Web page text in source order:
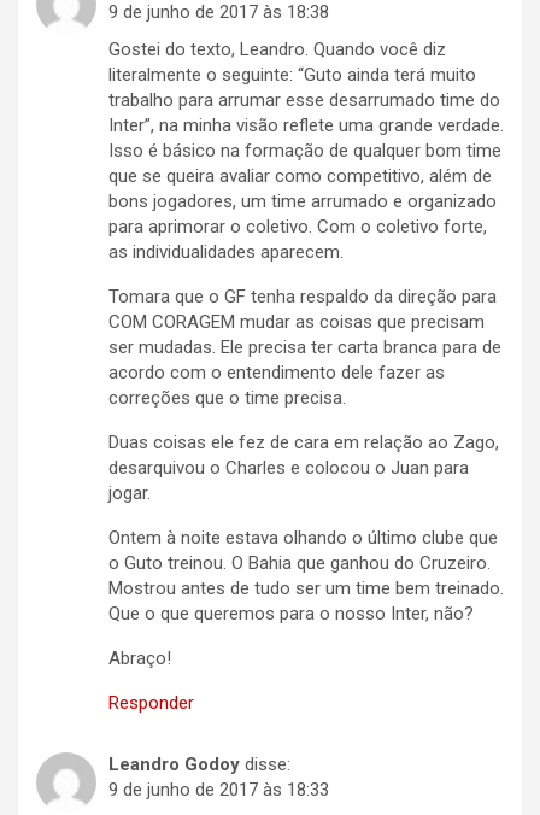
9 de junho de 2017 às 18:38
Gostei do texto, Leandro. Quando você diz
literalmente o seguinte: “Guto ainda terá muito
trabalho para arrumar esse desarrumado time do
Inter”, na minha visão reflete uma grande verdade.
Isso é básico na formação de qualquer bom time
que se queira avaliar como competitivo, além de
bons jogadores, um time arrumado e organizado
para aprimorar o coletivo. Com o coletivo forte,
as individualidades aparecem.
Tomara que o GF tenha respaldo da direção para
COM CORAGEM mudar as coisas que precisam
ser mudadas. Ele precisa ter carta branca para de
acordo com o entendimento dele fazer as
correções que o time precisa.
Duas coisas ele fez de cara em relação ao Zago,
desarquivou o Charles e colocou o Juan para
jogar.
Ontem à noite estava olhando o último clube que
o Guto treinou. O Bahia que ganhou do Cruzeiro.
Mostrou antes de tudo ser um time bem treinado.
Que o que queremos para o nosso Inter, não?
Abraço!
Responder
Leandro Godoy disse:
9 de junho de 2017 às 18:33